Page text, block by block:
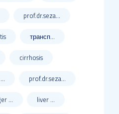
prof.dr.seza...
трансп...
cirrhosis
prof.dr.seza...
... liver ...